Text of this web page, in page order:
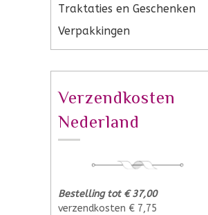
Traktaties en Geschenken
Verpakkingen
Verzendkosten
Nederland
Bestelling tot € 37,00
verzendkosten € 7,75